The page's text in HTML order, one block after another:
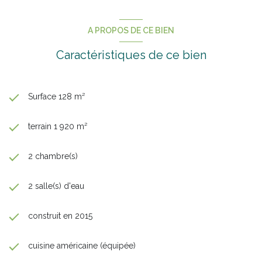
"futur chez vous", contactez Virginie GUIDOUX !
Annonce proposée par un agent commercial
A PROPOS DE CE BIEN
Caractéristiques de ce bien
Surface 128 m²
terrain 1 920 m²
2 chambre(s)
2 salle(s) d'eau
construit en 2015
cuisine américaine (équipée)